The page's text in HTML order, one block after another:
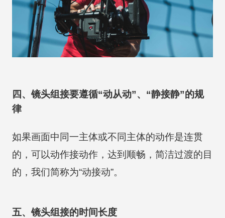
四、镜头组接要遵循“动从动”、“静接静”的规
律
如果画面中同一主体或不同主体的动作是连贯
的，可以动作接动作，达到顺畅，简洁过渡的目
的，我们简称为“动接动”。
五、镜头组接的时间长度